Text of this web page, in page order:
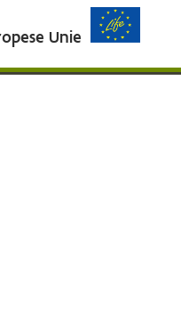
Unie